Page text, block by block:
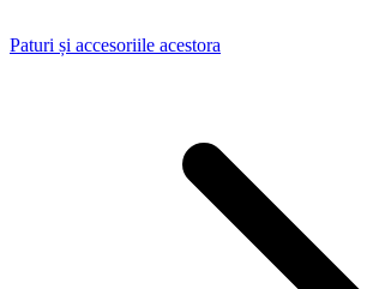
Paturi și accesoriile acestora